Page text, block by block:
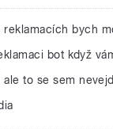
reklamacích bych
bot když
to se sem